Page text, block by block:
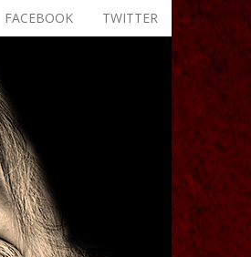
TWITTER
FACEBOOK